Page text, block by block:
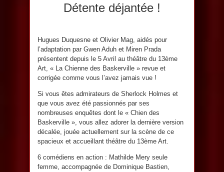
Détente déjantée !
Hugues Duquesne et Olivier Mag, aidés pour
l’adaptation par Gwen Aduh et Miren Prada
présentent depuis le 5 Avril au théâtre du 13ème
Art, « La Chienne des Baskerville » revue et
corrigée comme vous l’avez jamais vue !
Si vous êtes admirateurs de Sherlock Holmes et
que vous avez été passionnés par ses
nombreuses enquêtes dont le « Chien des
Baskerville », vous allez adorer la dernière version
décalée, jouée actuellement sur la scène de ce
spacieux et accueillant théâtre du 13ème Art.
6 comédiens en action : Mathilde Mery seule
femme, accompagnée de Dominique Bastien,